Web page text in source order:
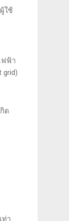
ใช้
ฟฟ้า
grid)
ด
ท่า